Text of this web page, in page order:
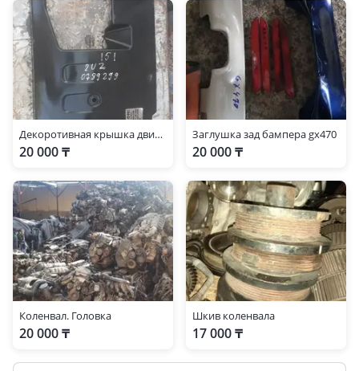
Декоротивная крышка двигателя на люLexus GX 470 2002-2009год
20 000 ₸
Заглушка зад бампера gx470
20 000 ₸
Коленвал. Головка
20 000 ₸
Шкив коленвала
17 000 ₸